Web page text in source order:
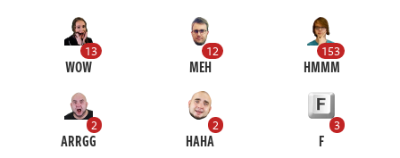
13
WOW
12
MEH
153
HMMM
2
ARRGG
2
HAHA
3
F